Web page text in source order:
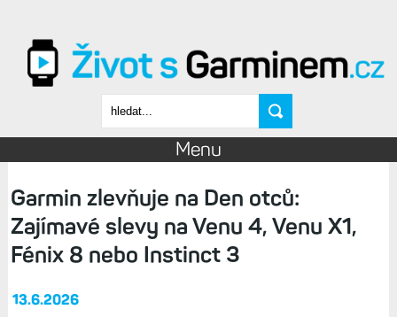
Vyhledávání
Menu
Garmin zlevňuje na Den otců:
Zajímavé slevy na Venu 4, Venu X1,
Fénix 8 nebo Instinct 3
13.6.2026